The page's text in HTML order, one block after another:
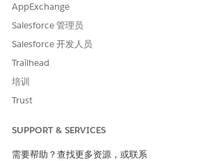
AppExchange
Salesforce 管理员
Salesforce 开发人员
Trailhead
培训
Trust
SUPPORT & SERVICES
需要帮助？查找更多资源，或联系